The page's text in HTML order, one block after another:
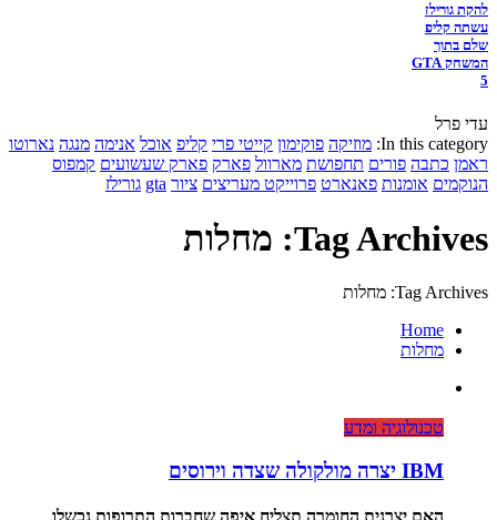
להקת גורילז
עשתה קליפ
שלם בתוך
המשחק GTA
5
עדי פרל
In this category: מוזיקה פוקימון קייטי פרי קליפ אוכל אנימה מנגה נארוטו
ראמן כתבה פורים תחפושת מארוול פארק פארק שעשועים קמפוס
הנוקמים אומנות פאנארט פרוייקט מעריצים ציור gta גורילז
Tag Archives: מחלות
Tag Archives: מחלות
Home
מחלות
טכנולוגיה ומדע
IBM יצרה מולקולה שצדה וירוסים